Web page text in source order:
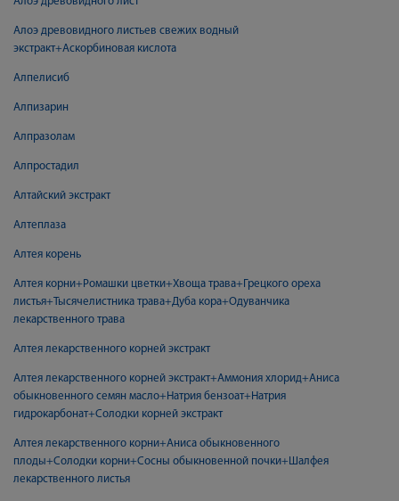
Алоэ древовидного листьев свежих водный
экстракт+Аскорбиновая кислота
Алпелисиб
Алпизарин
Алпразолам
Алпростадил
Алтайский экстракт
Алтеплаза
Алтея корень
Алтея корни+Ромашки цветки+Хвоща трава+Грецкого ореха
листья+Тысячелистника трава+Дуба кора+Одуванчика
лекарственного трава
Алтея лекарственного корней экстракт
Алтея лекарственного корней экстракт+Аммония хлорид+Аниса
обыкновенного семян масло+Натрия бензоат+Натрия
гидрокарбонат+Солодки корней экстракт
Алтея лекарственного корни+Аниса обыкновенного
плоды+Солодки корни+Сосны обыкновенной почки+Шалфея
лекарственного листья